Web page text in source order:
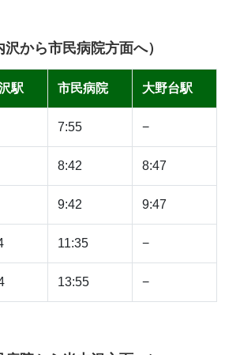
から市民病院方面へ）
駅 市民病院 大野台駅
7:55 −
8:42 8:47
9:42 9:47
11:35 −
13:55 −